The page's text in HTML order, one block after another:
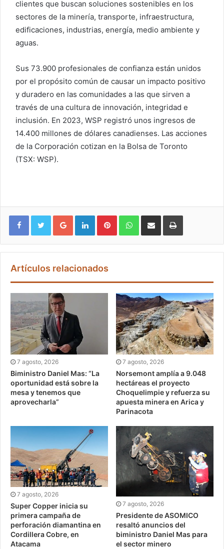
clientes que buscan soluciones sostenibles en los
sectores de la minería, transporte, infraestructura,
edificaciones, industrias, energía, medio ambiente y
aguas.
Sus 73.900 profesionales de confianza están unidos
por el propósito común de causar un impacto positivo
y duradero en las comunidades a las que sirven a
través de una cultura de innovación, integridad e
inclusión. En 2023, WSP registró unos ingresos de
14.400 millones de dólares canadienses. Las acciones
de la Corporación cotizan en la Bolsa de Toronto
(TSX: WSP).
Google+ LinkedIn Pinterest WhatsApp
Artículos relacionados
7 agosto, 2026
Biministro Daniel Mas: “La
oportunidad está sobre la
mesa y tenemos que
aprovecharla”
7 agosto, 2026
Norsemont amplía a 9.048
hectáreas el proyecto
Choquelimpie y refuerza su
apuesta minera en Arica y
Parinacota
7 agosto, 2026
Super Copper inicia su
primera campaña de
perforación diamantina en
Cordillera Cobre, en
Atacama
7 agosto, 2026
Presidente de ASOMICO
resaltó anuncios del
biministro Daniel Mas para
el sector minero